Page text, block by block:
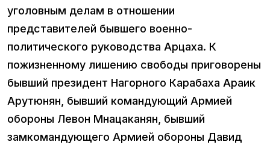
уголовным делам в отношении
представителей бывшего военно-
политического руководства Арцаха. К
пожизненному лишению свободы приговорены
бывший президент Нагорного Карабаха Араик
Арутюнян, бывший командующий Армией
обороны Левон Мнацаканян, бывший
замкомандующего Армией обороны Давид